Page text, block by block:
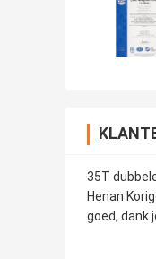
35T
Henan
goed, dank